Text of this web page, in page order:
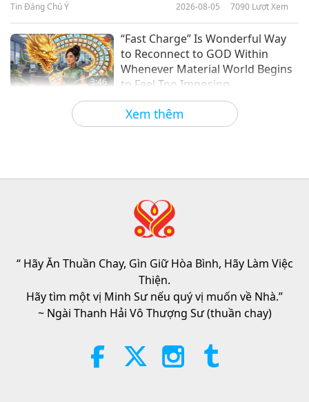
Xem thêm
Tin Đáng Chú Ý 2026-08-05 7090 Lượt Xem
3:46
“Fast Charge” Is Wonderful Way
to Reconnect to GOD Within
Whenever Material World Begins
to Feel Too Imposing
2026-08-05 1205
38:07
Đạo Đức Hồi Giáo Về Nước: Trích
Lời Thánh Khải 2026-08-05 270Lượt Xem
21:56
Quen Hằng Ngày Định Hình Sức
Khỏe Xương
“ Hãy Ăn Thuần Chay, Gìn Giữ Hòa Bình, Hãy Làm Việc
Thiện.
Hãy tìm một vị Minh Sư nếu quý vị muốn về Nhà.”
~ Ngài Thanh Hải Vô Thượng Sư (thuần chay)